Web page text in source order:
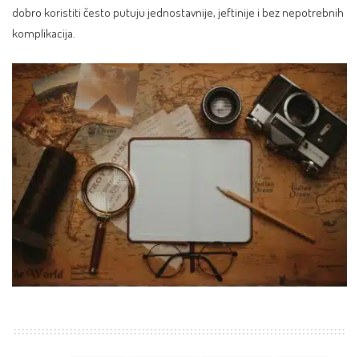
dobro koristiti često putuju jednostavnije, jeftinije i bez nepotrebnih
komplikacija.